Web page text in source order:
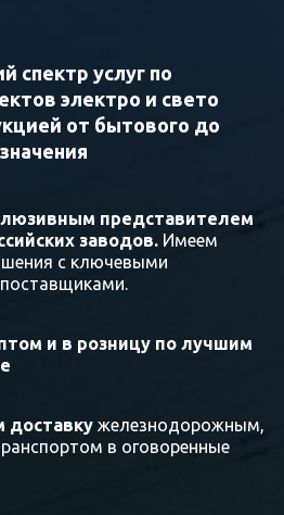
спектр услуг по
электро и свето
от бытового до
представителем
заводов. Имеем
с ключевыми
и в розницу по лучшим
доставку железнодорожным,
в оговоренные